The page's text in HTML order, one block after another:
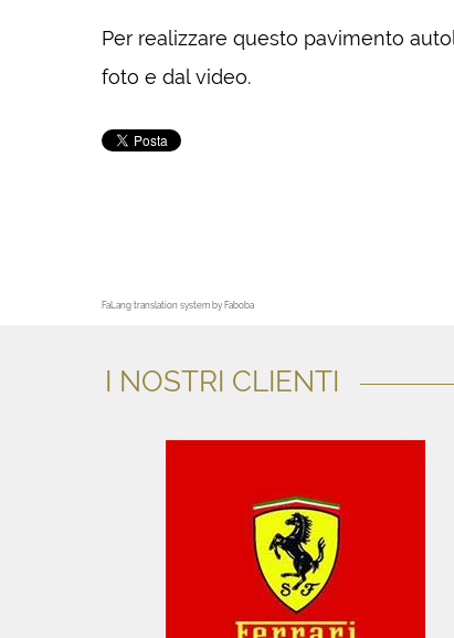
Per realizzare questo pavimento
foto e dal video.
FaLang translation system by Faboba
I NOSTRI CLIENTI